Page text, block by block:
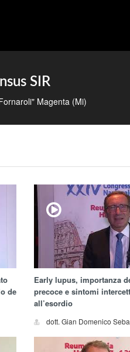
SIR
Magenta (Mi)
de
Early lupus, importanza
precoce e sintomi
all’esordio
dott. Gian Domenico